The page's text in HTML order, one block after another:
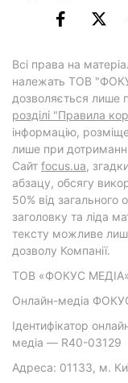
Всі права на
належать ТОВ
дозволяється лише
розділі "Правила
інформацію,
лише при
Cайт focus.ua,
абзацу, обсягу
50% від загального
заголовку та ліда
тексту можливе
дозволу Компанії.
ТОВ «ФОКУС
Онлайн-медіа
Ідентифікатор
медіа — R40-03129
Адреса: 01133, м.